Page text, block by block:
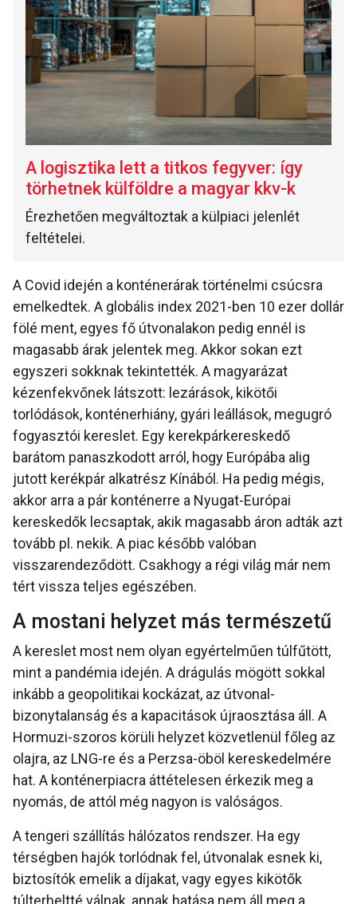
A logisztika lett a titkos fegyver: így
törhetnek külföldre a magyar kkv-k
Érezhetően megváltoztak a külpiaci jelenlét
feltételei.
A Covid idején a konténerárak történelmi csúcsra
emelkedtek. A globális index 2021-ben 10 ezer dollár
fölé ment, egyes fő útvonalakon pedig ennél is
magasabb árak jelentek meg. Akkor sokan ezt
egyszeri sokknak tekintették. A magyarázat
kézenfekvőnek látszott: lezárások, kikötői
torlódások, konténerhiány, gyári leállások, megugró
fogyasztói kereslet. Egy kerekpárkereskedő
barátom panaszkodott arról, hogy Európába alig
jutott kerékpár alkatrész Kínából. Ha pedig mégis,
akkor arra a pár konténerre a Nyugat-Európai
kereskedők lecsaptak, akik magasabb áron adták azt
tovább pl. nekik. A piac később valóban
visszarendeződött. Csakhogy a régi világ már nem
tért vissza teljes egészében.
A mostani helyzet más természetű
A kereslet most nem olyan egyértelműen túlfűtött,
mint a pandémia idején. A drágulás mögött sokkal
inkább a geopolitikai kockázat, az útvonal-
bizonytalanság és a kapacitások újraosztása áll. A
Hormuzi-szoros körüli helyzet közvetlenül főleg az
olajra, az LNG-re és a Perzsa-öböl kereskedelmére
hat. A konténerpiacra áttételesen érkezik meg a
nyomás, de attól még nagyon is valóságos.
A tengeri szállítás hálózatos rendszer. Ha egy
térségben hajók torlódnak fel, útvonalak esnek ki,
biztosítók emelik a díjakat, vagy egyes kikötők
túlterheltté válnak, annak hatása nem áll meg a